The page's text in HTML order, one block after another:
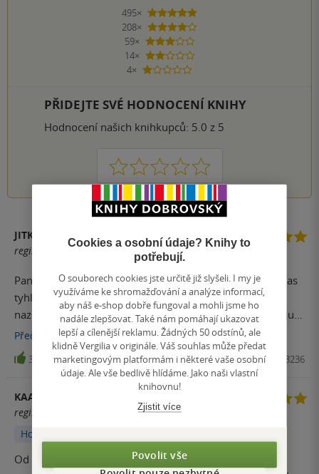
495×
5 hvězdiček
208×
4 hvězdičky
59×
3 hvězdičky
14×
2 hvězdičky
4×
1 hvezdička
PŘIDEJTE SVÉ HODNOCENÍ KNIHY
Hodnocení našich knihkupců: 5.0 z 5
1 2 3 4 5
JITKA
registrovaný uživatel
Pane bože…. Co je to za název? Zajimalo by me, kdo u nas
tyhle šilenosti vymyslí… nebylo by lepsi nechat original
nazev ?????? Tahle kniha si to opravdu nezaslouží… miluju ji
v originalu❤️❤️❤️❤️❤️❤️❤️❤️❤️❤️❤️
Přečíst více
35 Kniha, Ikar, 2024, 9788024953236
KAAWAY
registrovaný uživatel
Hodnoceno z aplikace
Od knihy jsem se nemohla odtrhnout. Děj se postupně
Cookies a osobní údaje? Knihy to
potřebují.
O souborech cookies jste určitě již slyšeli. I my je
využíváme ke shromažďování a analýze informací,
aby náš e-shop dobře fungoval a mohli jsme ho
nadále zlepšovat. Také nám pomáhají ukazovat
lepší a cílenější reklamu. Žádných 50 odstínů, ale
klidně Vergilia v originále. Váš souhlas může předat
marketingovým platformám i některé vaše osobní
údaje. Ale vše bedlivě hlídáme. Jako naši vlastní
knihovnu!
Zjistit více
Povolit vše